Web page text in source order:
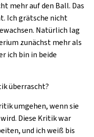
mehr auf den Ball. Das
Ich grätsche nicht
Natürlich lag
zunächst mehr als
ich bin in beide
überrascht?
umgehen, wenn sie
Diese Kritik war
und ich weiß bis